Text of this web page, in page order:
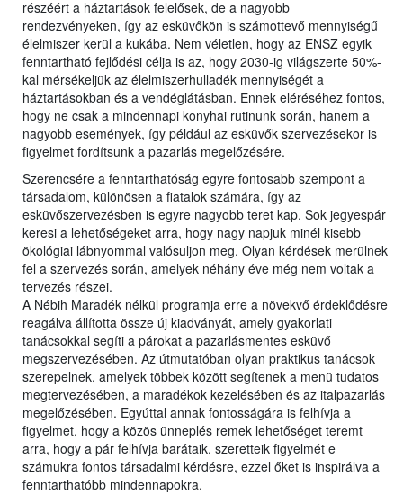
részéért a háztartások felelősek, de a nagyobb
rendezvényeken, így az esküvőkön is számottevő mennyiségű
élelmiszer kerül a kukába. Nem véletlen, hogy az ENSZ egyik
fenntartható fejlődési célja is az, hogy 2030-ig világszerte 50%-
kal mérsékeljük az élelmiszerhulladék mennyiségét a
háztartásokban és a vendéglátásban. Ennek eléréséhez fontos,
hogy ne csak a mindennapi konyhai rutinunk során, hanem a
nagyobb események, így például az esküvők szervezésekor is
figyelmet fordítsunk a pazarlás megelőzésére.
Szerencsére a fenntarthatóság egyre fontosabb szempont a
társadalom, különösen a fiatalok számára, így az
esküvőszervezésben is egyre nagyobb teret kap. Sok jegyespár
keresi a lehetőségeket arra, hogy nagy napjuk minél kisebb
ökológiai lábnyommal valósuljon meg. Olyan kérdések merülnek
fel a szervezés során, amelyek néhány éve még nem voltak a
tervezés részei.
A Nébih Maradék nélkül programja erre a növekvő érdeklődésre
reagálva állította össze új kiadványát, amely gyakorlati
tanácsokkal segíti a párokat a pazarlásmentes esküvő
megszervezésében. Az útmutatóban olyan praktikus tanácsok
szerepelnek, amelyek többek között segítenek a menü tudatos
megtervezésében, a maradékok kezelésében és az italpazarlás
megelőzésében. Egyúttal annak fontosságára is felhívja a
figyelmet, hogy a közös ünneplés remek lehetőséget teremt
arra, hogy a pár felhívja barátaik, szeretteik figyelmét e
számukra fontos társadalmi kérdésre, ezzel őket is inspirálva a
fenntarthatóbb mindennapokra.